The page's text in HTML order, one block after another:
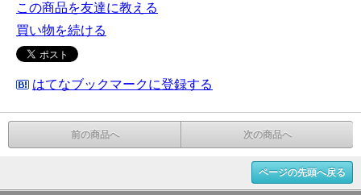
この商品を友達に教える
買い物を続ける
はてなブックマークに登録する
前の商品へ 次の商品へ
ページの先頭へ戻る